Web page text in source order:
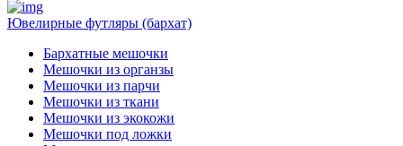
Ювелирные футляры (бархат)
Бархатные мешочки
Мешочки из органзы
Мешочки из парчи
Мешочки из ткани
Мешочки из экокожи
Мешочки под ложки